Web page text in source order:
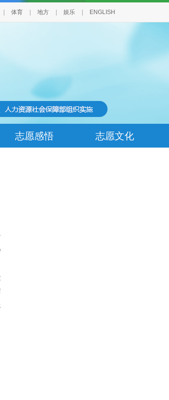
体育 地方 娱乐 ENGLISH
志愿感悟 志愿文化